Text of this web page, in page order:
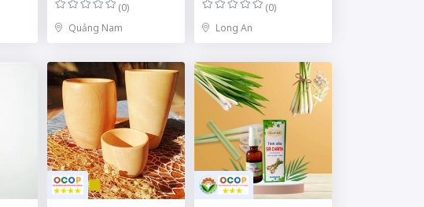
(0)
Quảng Nam
(0)
Long An